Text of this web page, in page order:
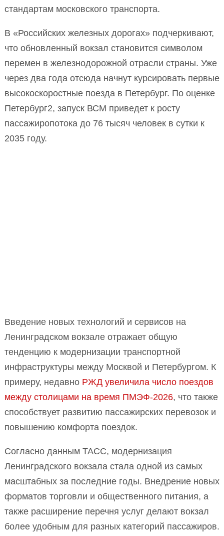
стандартам московского транспорта.
В «Российских железных дорогах» подчеркивают,
что обновленный вокзал становится символом
перемен в железнодорожной отрасли страны. Уже
через два года отсюда начнут курсировать первые
высокоскоростные поезда в Петербург. По оценке
Петербург2, запуск ВСМ приведет к росту
пассажиропотока до 76 тысяч человек в сутки к
2035 году.
Введение новых технологий и сервисов на
Ленинградском вокзале отражает общую
тенденцию к модернизации транспортной
инфраструктуры между Москвой и Петербургом. К
примеру, недавно РЖД увеличила число поездов
между столицами на время ПМЭФ-2026, что также
способствует развитию пассажирских перевозок и
повышению комфорта поездок.
Согласно данным ТАСС, модернизация
Ленинградского вокзала стала одной из самых
масштабных за последние годы. Внедрение новых
форматов торговли и общественного питания, а
также расширение перечня услуг делают вокзал
более удобным для разных категорий пассажиров.